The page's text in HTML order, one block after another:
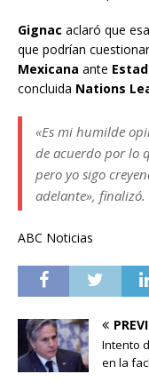
Gignac aclaró que
que podrían
Mexicana ante
concluida Nations
«Es mi humilde
de acuerdo por lo
pero yo sigo
adelante», finalizó.
ABC Noticias
Intento
en la